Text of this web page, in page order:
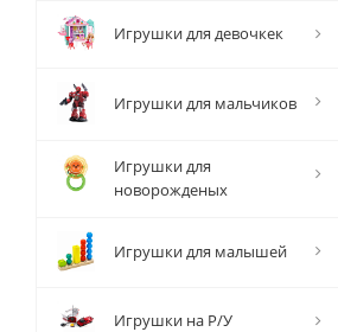
Игрушки для девочкек
Игрушки для мальчиков
Игрушки для
новорожденых
Игрушки для малышей
Игрушки на Р/У